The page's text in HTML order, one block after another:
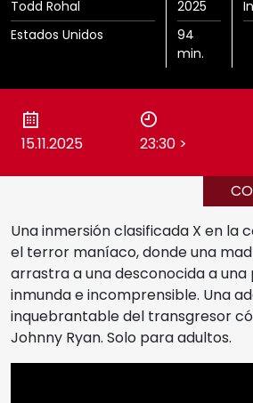
Sedes
MIFF
Reglamento
Cine Albéniz
Salón de Actos
Facultad de
Museo Picasso
Polo de Contenidos
Todd Rohal
Estados Unidos
2025
94
min.
15.11.2025 23:30 >
Una inmersión clasificada X en la
el terror maníaco, donde una
arrastra a una desconocida a una
inmunda e incomprensible. Una
inquebrantable del transgresor
Johnny Ryan. Solo para adultos.